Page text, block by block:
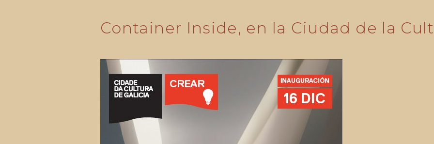
Container Inside, en la Ciudad de la